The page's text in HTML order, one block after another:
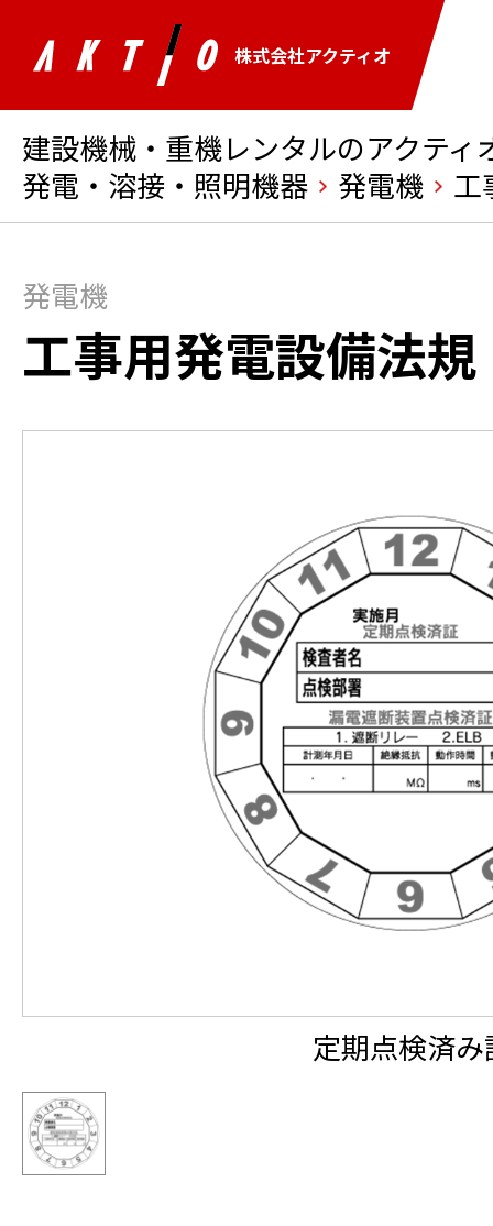
株式会社アクティオ
建設機械・重機レンタルのアクティ
発電・溶接・照明機器
発電機 工
発電機
工事用発電設備法規
定期点検済み